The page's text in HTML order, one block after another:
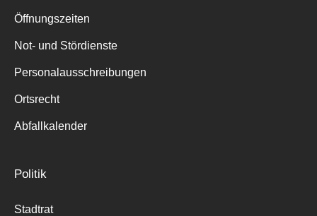
Öffnungszeiten
Not- und Stördienste
Personalausschreibungen
Ortsrecht
Abfallkalender
Politik
Stadtrat